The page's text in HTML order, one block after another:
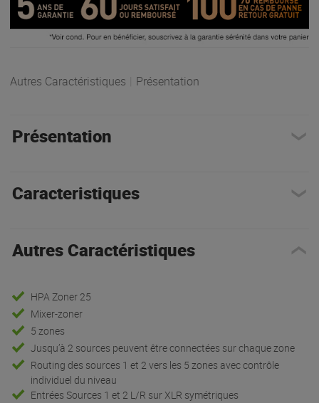
Autres Caractéristiques Présentation
Présentation
Caracteristiques
Autres Caractéristiques
HPA Zoner 25
Mixer-zoner
5 zones
Jusqu’à 2 sources peuvent être connectées sur chaque zone
Routing des sources 1 et 2 vers les 5 zones avec contrôle
individuel du niveau
Entrées Sources 1 et 2 L/R sur XLR symétriques